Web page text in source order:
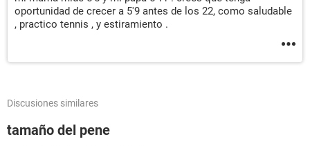
oportunidad de crecer a 5'9 antes de los 22, como saludable
, practico tennis , y estiramiento .
Discusiones similares
tamaño del pene